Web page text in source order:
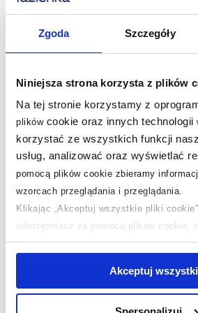
Zgoda Szczegóły
Niniejsza strona korzysta z plików
Na tej stronie korzystamy z
plikówcookie oraz innych technologii
korzystać ze wszystkich funkcji
usług, analizować oraz wyświetlać
pomocą plików cookie zbieramy
wzorcach przeglądania i przeglądania.
Klikając „Akceptuj wszystkie pliki
udostępniasz za pomocą plików cookie,
użytkowników zewnętrznych, a także
jednak, że zablokowane niektóre pliki
na sposób dostarczania treści
Akceptuj
okres 5 lat.
Dane techniczne
Marka Omnires
Seria Contour
Montaż
Typ
Rodzaj zwykła
Kolor chrom
Z korkiem nie